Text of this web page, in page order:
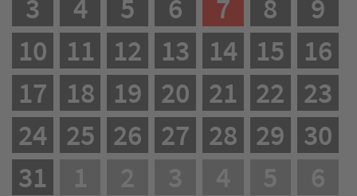
3
4 5 6 7 8
9
10
11 12 13 14 15
16
17
18 19 20 21 22 23
24 25 26 27 28 29 30
31